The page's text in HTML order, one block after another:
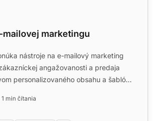
mailovej marketingu
nástroje na e-mailový marketing
angažovanosti a predaja
personalizovaného obsahu a šablón.
1 min čítania